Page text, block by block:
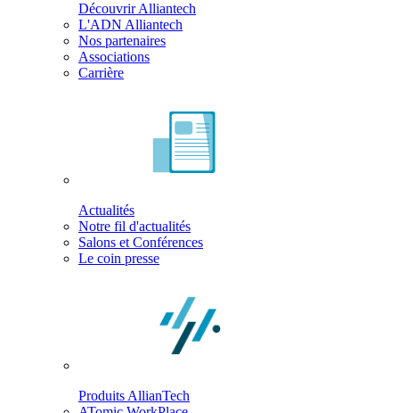
Découvrir Alliantech
L'ADN Alliantech
Nos partenaires
Associations
Carrière
Actualités
Notre fil d'actualités
Salons et Conférences
Le coin presse
Produits AllianTech